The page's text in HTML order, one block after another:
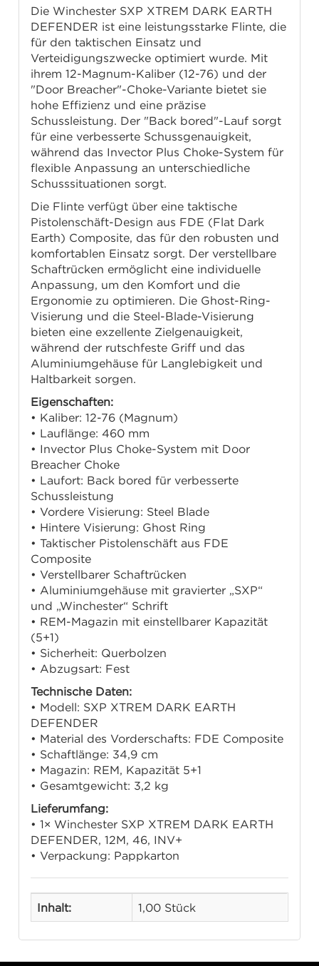
Die Winchester SXP XTREM DARK EARTH
DEFENDER ist eine leistungsstarke Flinte, die
für den taktischen Einsatz und
Verteidigungszwecke optimiert wurde. Mit
ihrem 12-Magnum-Kaliber (12-76) und der
"Door Breacher"-Choke-Variante bietet sie
hohe Effizienz und eine präzise
Schussleistung. Der "Back bored"-Lauf sorgt
für eine verbesserte Schussgenauigkeit,
während das Invector Plus Choke-System für
flexible Anpassung an unterschiedliche
Schusssituationen sorgt.
Die Flinte verfügt über eine taktische
Pistolenschäft-Design aus FDE (Flat Dark
Earth) Composite, das für den robusten und
komfortablen Einsatz sorgt. Der verstellbare
Schaftrücken ermöglicht eine individuelle
Anpassung, um den Komfort und die
Ergonomie zu optimieren. Die Ghost-Ring-
Visierung und die Steel-Blade-Visierung
bieten eine exzellente Zielgenauigkeit,
während der rutschfeste Griff und das
Aluminiumgehäuse für Langlebigkeit und
Haltbarkeit sorgen.
Eigenschaften:
• Kaliber: 12-76 (Magnum)
• Lauflänge: 460 mm
• Invector Plus Choke-System mit Door
Breacher Choke
• Laufort: Back bored für verbesserte
Schussleistung
• Vordere Visierung: Steel Blade
• Hintere Visierung: Ghost Ring
• Taktischer Pistolenschäft aus FDE
Composite
• Verstellbarer Schaftrücken
• Aluminiumgehäuse mit gravierter „SXP“
und „Winchester“ Schrift
• REM-Magazin mit einstellbarer Kapazität
(5+1)
• Sicherheit: Querbolzen
• Abzugsart: Fest
Technische Daten:
• Modell: SXP XTREM DARK EARTH
DEFENDER
• Material des Vorderschafts: FDE Composite
• Schaftlänge: 34,9 cm
• Magazin: REM, Kapazität 5+1
• Gesamtgewicht: 3,2 kg
Lieferumfang:
• 1× Winchester SXP XTREM DARK EARTH
DEFENDER, 12M, 46, INV+
• Verpackung: Pappkarton
Inhalt: 1,00 Stück